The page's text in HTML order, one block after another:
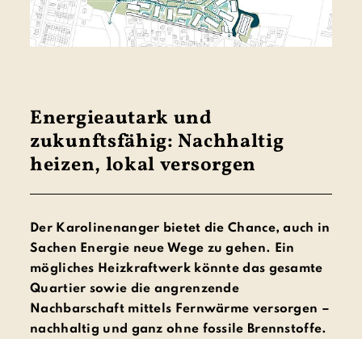
Energieautark und
zukunftsfähig: Nachhaltig
heizen, lokal versorgen
Der Karolinenanger bietet die Chance, auch in
Sachen Energie neue Wege zu gehen. Ein
mögliches Heizkraftwerk könnte das gesamte
Quartier sowie die angrenzende
Nachbarschaft mittels Fernwärme versorgen –
nachhaltig und ganz ohne fossile Brennstoffe.